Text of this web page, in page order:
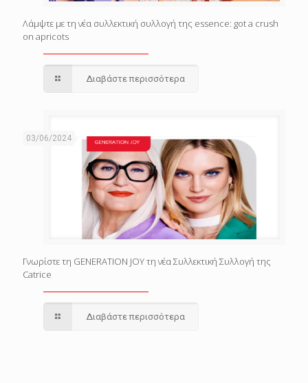
Λάμψτε με τη νέα συλλεκτική συλλογή της essence: got a crush
on apricots
Διαβάστε περισσότερα
03/06/2024
Γνωρίστε τη GENERATION JOY τη νέα Συλλεκτική Συλλογή της
Catrice
Διαβάστε περισσότερα